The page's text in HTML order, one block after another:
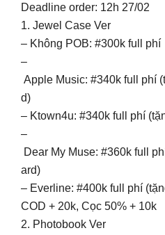
Deadline order: 12h 27/02
1. Jewel Case Ver
– Không POB: #300k full phí
–
Apple Music: #340k full phí
d)
– Ktown4u: #340k full phí
–
Dear My Muse: #360k full
ard)
– Everline: #400k full phí
COD + 20k, Cọc 50% + 10k
2. Photobook Ver